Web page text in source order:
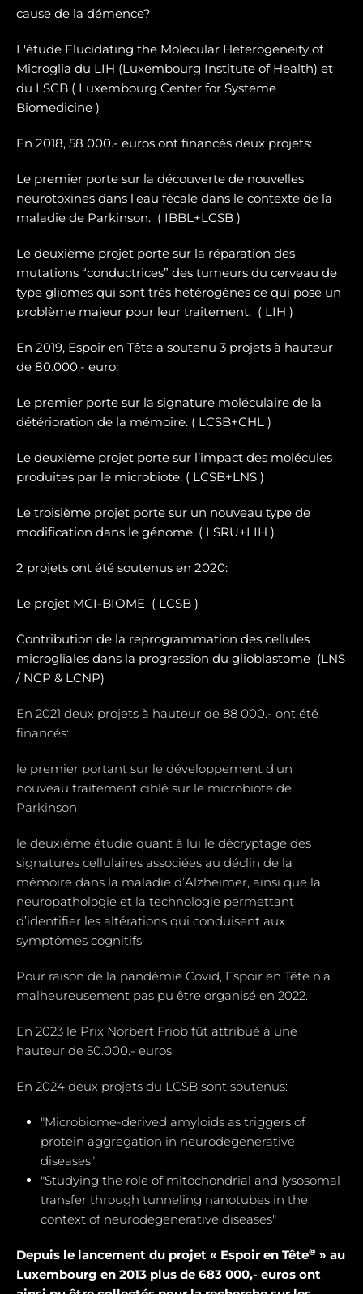
cause de la démence?
L'étude Elucidating the Molecular Heterogeneity of
Microglia du LIH (Luxembourg Institute of Health) et
du LSCB ( Luxembourg Center for Systeme
Biomedicine )
En 2018, 58 000.- euros ont financés deux projets:
Le premier porte sur la découverte de nouvelles
neurotoxines dans l’eau fécale dans le contexte de la
maladie de Parkinson. ( IBBL+LCSB )
Le deuxième projet porte sur la réparation des
mutations “conductrices” des tumeurs du cerveau de
type gliomes qui sont très hétérogènes ce qui pose un
problème majeur pour leur traitement. ( LIH )
En 2019, Espoir en Tête a soutenu 3 projets à hauteur
de 80.000.- euro:
Le premier porte sur la signature moléculaire de la
détérioration de la mémoire. ( LCSB+CHL )
Le deuxième projet porte sur l’impact des molécules
produites par le microbiote. ( LCSB+LNS )
Le troisième projet porte sur un nouveau type de
modification dans le génome. ( LSRU+LIH )
2 projets ont été soutenus en 2020:
Le projet MCI-BIOME ( LCSB )
Contribution de la reprogrammation des cellules
microgliales dans la progression du glioblastome (LNS
/ NCP & LCNP)
En 2021 deux projets à hauteur de 88 000.- ont été
financés:
le premier portant sur le développement d’un
nouveau traitement ciblé sur le microbiote de
Parkinson
le deuxième étudie quant à lui le décryptage des
signatures cellulaires associées au déclin de la
mémoire dans la maladie d’Alzheimer, ainsi que la
neuropathologie et la technologie permettant
d’identifier les altérations qui conduisent aux
symptômes cognitifs
Pour raison de la pandémie Covid, Espoir en Tête n'a
malheureusement pas pu être organisé en 2022.
En 2023 le Prix Norbert Friob fût attribué à une
hauteur de 50.000.- euros.
En 2024 deux projets du LCSB sont soutenus:
"Microbiome-derived amyloids as triggers of
protein aggregation in neurodegenerative
diseases"
"Studying the role of mitochondrial and Iysosomal
transfer through tunneling nanotubes in the
context of neurodegenerative diseases"
Depuis le lancement du projet « Espoir en Tête® » au
Luxembourg en 2013 plus de 683 000,- euros ont